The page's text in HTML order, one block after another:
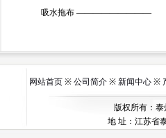
吸水拖布 —————————
网站首页 ※ 公司简介 ※ 新闻中心 ※
版权所有：泰
地 址：江苏省